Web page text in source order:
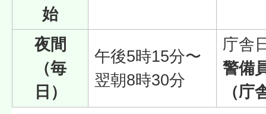
始
夜間
（毎
日）
午後5時15分〜
翌朝8時30分
庁舎
警備
（